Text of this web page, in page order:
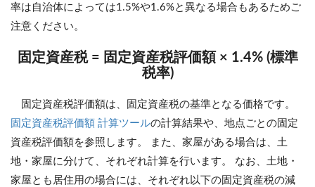
率は自治体によっては1.5%や1.6%と異なる場合もあるためご
注意ください。
固定資産税 = 固定資産税評価額 × 1.4% (標準
税率)
固定資産税評価額は、固定資産税の基準となる価格です。
固定資産税評価額 計算ツールの計算結果や、地点ごとの固定
資産税評価額を参照します。 また、家屋がある場合は、土
地・家屋に分けて、それぞれ計算を行います。 なお、土地・
家屋とも居住用の場合には、それぞれ以下の固定資産税の減